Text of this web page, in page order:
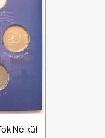
Nélkül